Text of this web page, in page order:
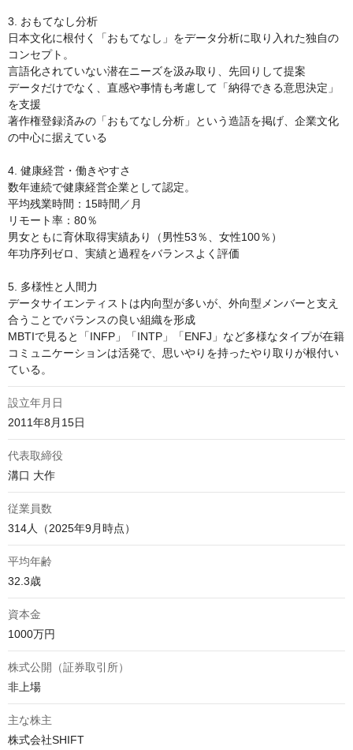
3. おもてなし分析
日本文化に根付く「おもてなし」をデータ分析に取り入れた独自の
コンセプト。
言語化されていない潜在ニーズを汲み取り、先回りして提案
データだけでなく、直感や事情も考慮して「納得できる意思決定」
を支援
著作権登録済みの「おもてなし分析」という造語を掲げ、企業文化
の中心に据えている
4. 健康経営・働きやすさ
数年連続で健康経営企業として認定。
平均残業時間：15時間／月
リモート率：80％
男女ともに育休取得実績あり（男性53％、女性100％）
年功序列ゼロ、実績と過程をバランスよく評価
5. 多様性と人間力
データサイエンティストは内向型が多いが、外向型メンバーと支え
合うことでバランスの良い組織を形成
MBTIで見ると「INFP」「INTP」「ENFJ」など多様なタイプが在籍
コミュニケーションは活発で、思いやりを持ったやり取りが根付い
ている。
設立年月日
2011年8月15日
代表取締役
溝口 大作
従業員数
314人（2025年9月時点）
平均年齢
32.3歳
資本金
1000万円
株式公開（証券取引所）
非上場
主な株主
株式会社SHIFT